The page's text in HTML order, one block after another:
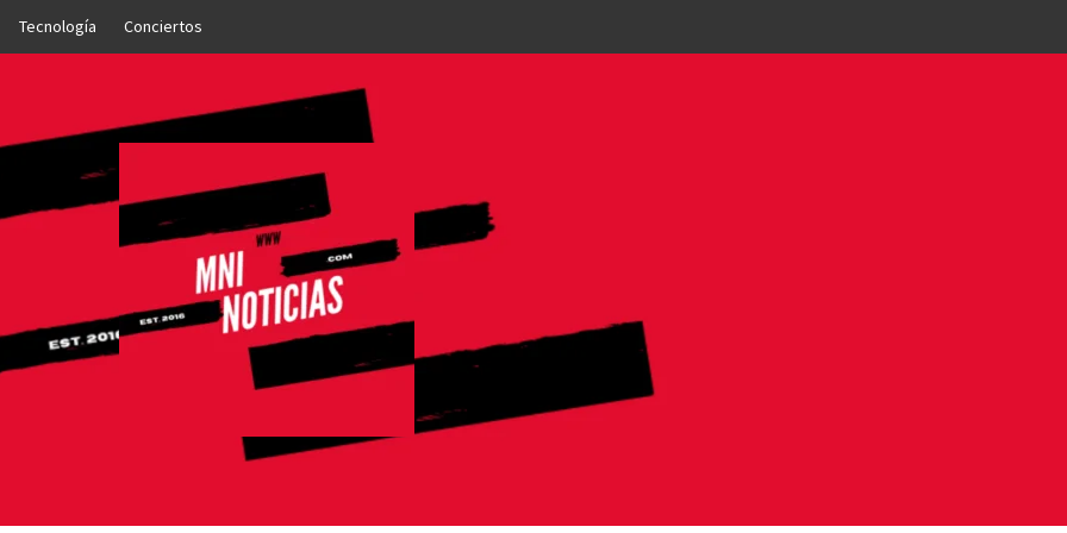
Tecnología Conciertos